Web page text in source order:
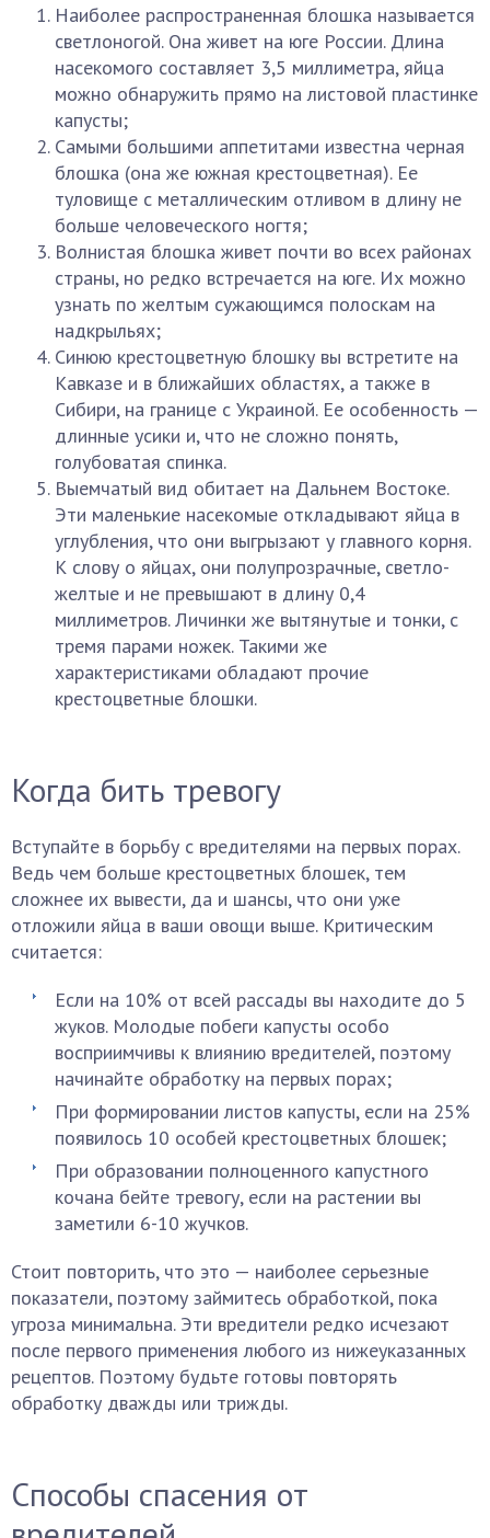
Наиболее распространенная блошка называется
светлоногой. Она живет на юге России. Длина
насекомого составляет 3,5 миллиметра, яйца
можно обнаружить прямо на листовой пластинке
капусты;
Самыми большими аппетитами известна черная
блошка (она же южная крестоцветная). Ее
туловище с металлическим отливом в длину не
больше человеческого ногтя;
Волнистая блошка живет почти во всех районах
страны, но редко встречается на юге. Их можно
узнать по желтым сужающимся полоскам на
надкрыльях;
Синюю крестоцветную блошку вы встретите на
Кавказе и в ближайших областях, а также в
Сибири, на границе с Украиной. Ее особенность —
длинные усики и, что не сложно понять,
голубоватая спинка.
Выемчатый вид обитает на Дальнем Востоке.
Эти маленькие насекомые откладывают яйца в
углубления, что они выгрызают у главного корня.
К слову о яйцах, они полупрозрачные, светло-
желтые и не превышают в длину 0,4
миллиметров. Личинки же вытянутые и тонки, с
тремя парами ножек. Такими же
характеристиками обладают прочие
крестоцветные блошки.
Когда бить тревогу
Вступайте в борьбу с вредителями на первых порах.
Ведь чем больше крестоцветных блошек, тем
сложнее их вывести, да и шансы, что они уже
отложили яйца в ваши овощи выше. Критическим
считается:
Если на 10% от всей рассады вы находите до 5
жуков. Молодые побеги капусты особо
восприимчивы к влиянию вредителей, поэтому
начинайте обработку на первых порах;
При формировании листов капусты, если на 25%
появилось 10 особей крестоцветных блошек;
При образовании полноценного капустного
кочана бейте тревогу, если на растении вы
заметили 6-10 жучков.
Стоит повторить, что это — наиболее серьезные
показатели, поэтому займитесь обработкой, пока
угроза минимальна. Эти вредители редко исчезают
после первого применения любого из нижеуказанных
рецептов. Поэтому будьте готовы повторять
обработку дважды или трижды.
Способы спасения от